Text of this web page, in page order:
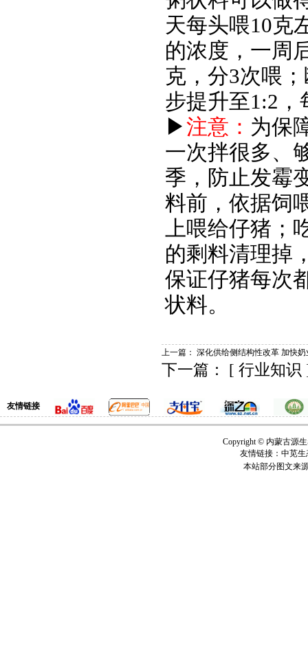
天每头喂10克
的浓度，一周
克，分3次喂
步提升至1:2，
▶注意： 为保
一次拌很多、
季，防止发霉
料前，依据饲
上喂给仔猪；
的剩料清理掉
保证仔猪每次
状料。
上一篇： 深化供给侧结构性改革 加快
下一篇： [ 行业知识
友情链接
Copyright © 内蒙古源
友情链接：中苋
本站部分图文来